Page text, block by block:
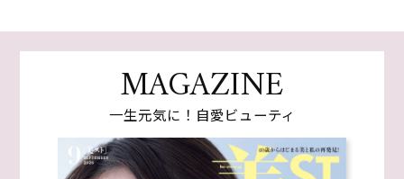
MAGAZINE
一生元気に！自愛ビューティ